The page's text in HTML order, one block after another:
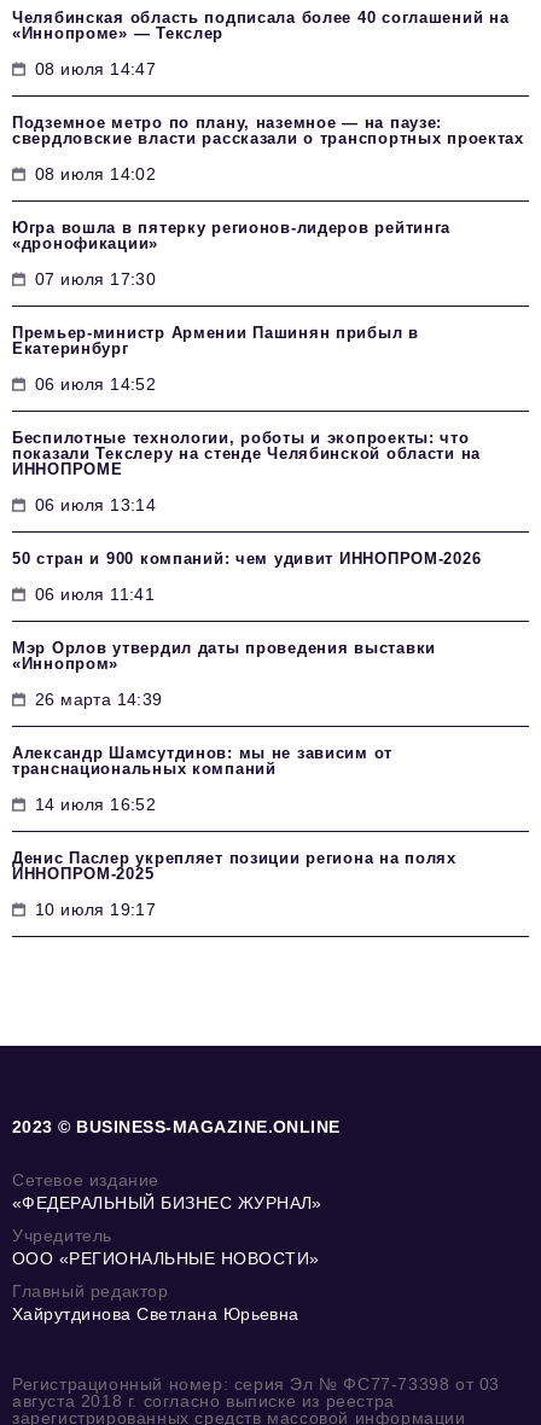
Челябинская область подписала более 40 соглашений на
«Иннопроме» — Текслер
08 июля 14:47
Подземное метро по плану, наземное — на паузе:
свердловские власти рассказали о транспортных проектах
08 июля 14:02
Югра вошла в пятерку регионов-лидеров рейтинга
«дронофикации»
07 июля 17:30
Премьер-министр Армении Пашинян прибыл в
Екатеринбург
06 июля 14:52
Беспилотные технологии, роботы и экопроекты: что
показали Текслеру на стенде Челябинской области на
ИННОПРОМЕ
06 июля 13:14
50 стран и 900 компаний: чем удивит ИННОПРОМ‑2026
06 июля 11:41
Мэр Орлов утвердил даты проведения выставки
«Иннопром»
26 марта 14:39
Александр Шамсутдинов: мы не зависим от
транснациональных компаний
14 июля 16:52
Денис Паслер укрепляет позиции региона на полях
ИННОПРОМ-2025
10 июля 19:17
2023 © BUSINESS-MAGAZINE.ONLINE
Сетевое издание
«ФЕДЕРАЛЬНЫЙ БИЗНЕС ЖУРНАЛ»
Учредитель
ООО «РЕГИОНАЛЬНЫЕ НОВОСТИ»
Главный редактор
Хайрутдинова Светлана Юрьевна
Регистрационный номер: серия Эл № ФС77-73398 от 03
августа 2018 г. согласно выписке из реестра
зарегистрированных средств массовой информации